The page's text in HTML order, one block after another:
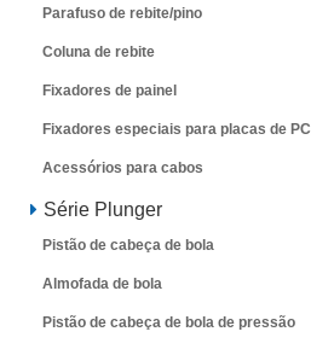
Parafuso de rebite/pino
Coluna de rebite
Fixadores de painel
Fixadores especiais para placas de PC
Acessórios para cabos
Série Plunger
Pistão de cabeça de bola
Almofada de bola
Pistão de cabeça de bola de pressão